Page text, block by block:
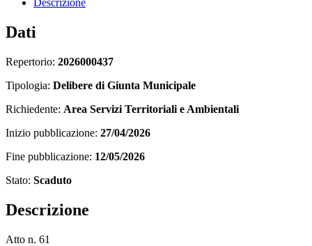
Dati
Repertorio: 2026000437
Tipologia: Delibere di Giunta Municipale
Richiedente: Area Servizi Territoriali e Ambientali
Inizio pubblicazione: 27/04/2026
Fine pubblicazione: 12/05/2026
Stato: Scaduto
Descrizione
Atto n. 61